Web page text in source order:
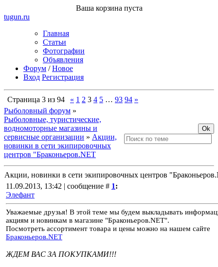
Ваша корзина пуста
tugun.ru
Главная
Статьи
Фотографии
Объявления
Форум /Новое
Вход Регистрация
Страница 3 из 94 « 1 2 3 4 5 … 93 94 »
Рыболовный форум »
Рыболовные, туристические,
водномоторные магазины и
сервисные организации » Акции,
новинки в сети экипировочных
центров "Браконьеров.NET
Акции, новинки в сети экипировочных центров
11.09.2013, 13:42 | сообщение # 1:
Элефант
Уважаемые друзья! В этой теме мы будем выкладывать
акциям и новинкам в магазине "Браконьеров.NET".
Посмотреть ассортимент товара и цены можно на нашем сайте
Браконьеров.NET
ЖДЕМ ВАС ЗА ПОКУПКАМИ!!!